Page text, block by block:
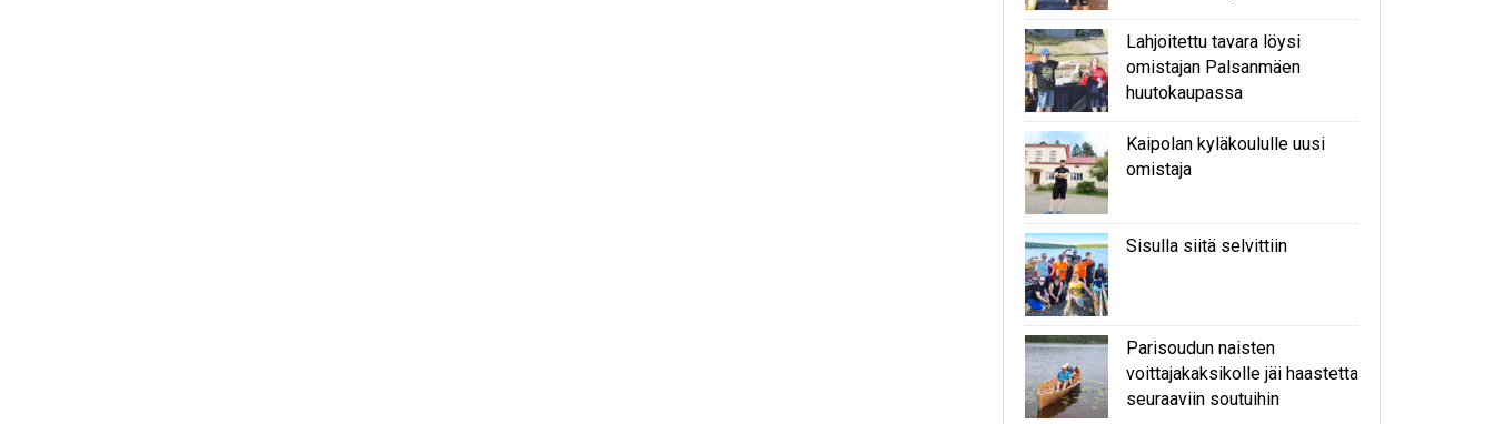
Lahjoitettu tavara löysi
omistajan Palsanmäen
huutokaupassa
Kaipolan kyläkoululle uusi
omistaja
Sisulla siitä selvittiin
Parisoudun naisten
voittajakaksikolle jäi haastetta
seuraaviin soutuihin